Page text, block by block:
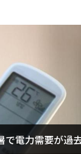
で電力需要が過